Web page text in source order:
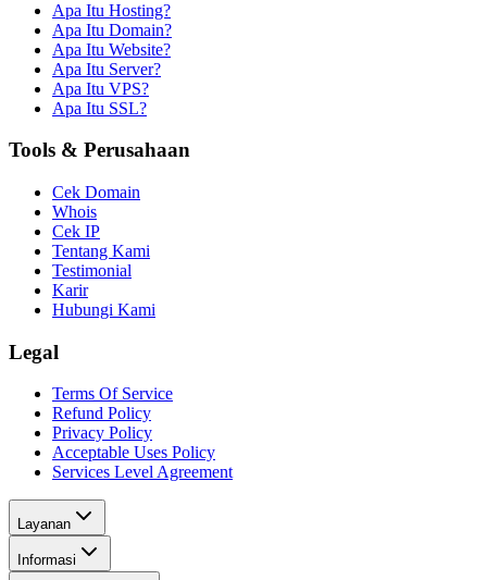
Apa Itu Hosting?
Apa Itu Domain?
Apa Itu Website?
Apa Itu Server?
Apa Itu VPS?
Apa Itu SSL?
Tools & Perusahaan
Cek Domain
Whois
Cek IP
Tentang Kami
Testimonial
Karir
Hubungi Kami
Legal
Terms Of Service
Refund Policy
Privacy Policy
Acceptable Uses Policy
Services Level Agreement
Layanan
Informasi